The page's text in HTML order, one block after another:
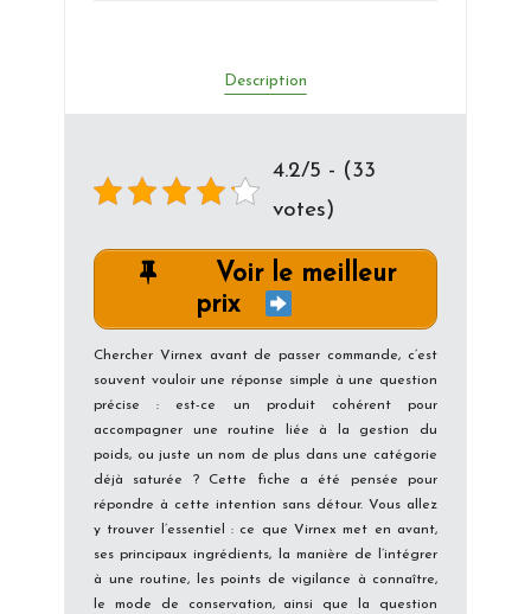
Description
4.2/5 - (33
votes)
Voir le meilleur
prix
Chercher Virnex avant de passer commande, c’est
souvent vouloir une réponse simple à une question
précise : est-ce un produit cohérent pour
accompagner une routine liée à la gestion du
poids, ou juste un nom de plus dans une catégorie
déjà saturée ? Cette fiche a été pensée pour
répondre à cette intention sans détour. Vous allez
y trouver l’essentiel : ce que Virnex met en avant,
ses principaux ingrédients, la manière de l’intégrer
à une routine, les points de vigilance à connaître,
le mode de conservation, ainsi que la question